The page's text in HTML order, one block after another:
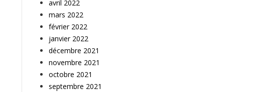
avril 2022
mars 2022
février 2022
janvier 2022
décembre 2021
novembre 2021
octobre 2021
septembre 2021